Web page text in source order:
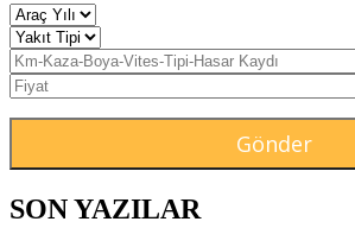
SON YAZILAR